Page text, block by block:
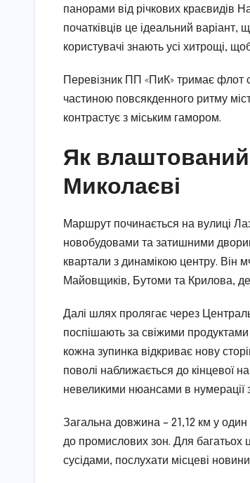
панорами від річкових краєвидів
початківців це ідеальний
користувачі знають усі хитрощі,
Перевізник ПП «ПиК» тримає флот
частиною повсякденного ритму
контрастує з міським гамором.
Як
Миколаєві
Маршрут починається на вулиці
новобудовами та затишними
квартали з динамікою центру. Він
Майовщиків, Бутоми та Крилова,
Далі шлях пролягає через
поспішають за свіжими
кожна зупинка відкриває нову
поволі наближається до кінцевої
невеликими нюансами в нумерації
Загальна довжина – 21,12 км у один
до промислових зон. Для багатьох
сусідами, послухати місцеві